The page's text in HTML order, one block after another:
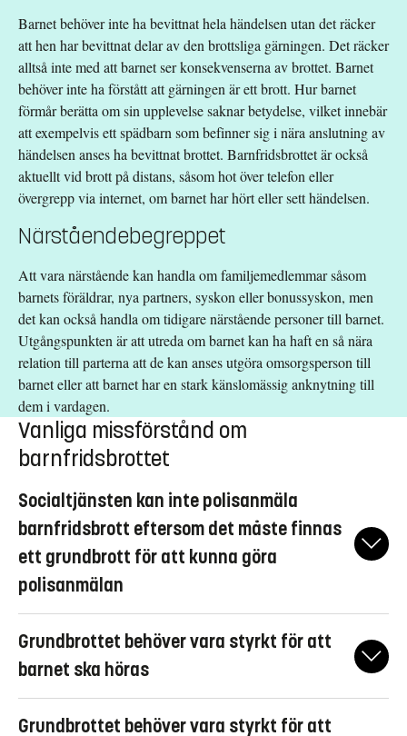
Barnet behöver inte ha bevittnat hela händelsen utan det räcker
att hen har bevittnat delar av den brottsliga gärningen. Det räcker
alltså inte med att barnet ser konsekvenserna av brottet. Barnet
behöver inte ha förstått att gärningen är ett brott. Hur barnet
förmår berätta om sin upplevelse saknar betydelse, vilket innebär
att exempelvis ett spädbarn som befinner sig i nära anslutning av
händelsen anses ha bevittnat brottet. Barnfridsbrottet är också
aktuellt vid brott på distans, såsom hot över telefon eller
övergrepp via internet, om barnet har hört eller sett händelsen.
Närståendebegreppet
Att vara närstående kan handla om familjemedlemmar såsom
barnets föräldrar, nya partners, syskon eller bonussyskon, men
det kan också handla om tidigare närstående personer till barnet.
Utgångspunkten är att utreda om barnet kan ha haft en så nära
relation till parterna att de kan anses utgöra omsorgsperson till
barnet eller att barnet har en stark känslomässig anknytning till
dem i vardagen.
Vanliga missförstånd om
barnfridsbrottet
Socialtjänsten kan inte polisanmäla
barnfridsbrott eftersom det måste finnas
ett grundbrott för att kunna göra
polisanmälan
barnfridsbrott även om det inte finns en polisanmälan på
grundbrottet. Barnfridsbrottet utgör ett brott som omfattas av
Grundbrottet behöver vara styrkt för att
barnet ska höras
höras. En förutsättning förstraffansvarför barnfridsbrottet är
Grundbrottet behöver vara styrkt för att